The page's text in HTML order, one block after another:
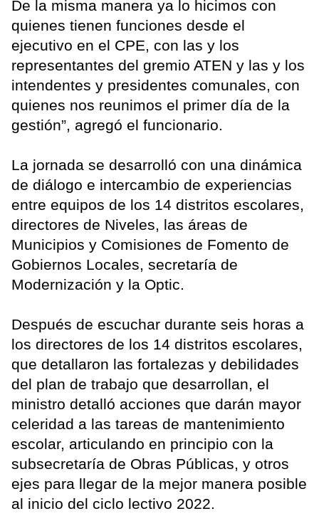
De la misma manera ya lo hicimos con
quienes tienen funciones desde el
ejecutivo en el CPE, con las y los
representantes del gremio ATEN y las y los
intendentes y presidentes comunales, con
quienes nos reunimos el primer día de la
gestión”, agregó el funcionario.
La jornada se desarrolló con una dinámica
de diálogo e intercambio de experiencias
entre equipos de los 14 distritos escolares,
directores de Niveles, las áreas de
Municipios y Comisiones de Fomento de
Gobiernos Locales, secretaría de
Modernización y la Optic.
Después de escuchar durante seis horas a
los directores de los 14 distritos escolares,
que detallaron las fortalezas y debilidades
del plan de trabajo que desarrollan, el
ministro detalló acciones que darán mayor
celeridad a las tareas de mantenimiento
escolar, articulando en principio con la
subsecretaría de Obras Públicas, y otros
ejes para llegar de la mejor manera posible
al inicio del ciclo lectivo 2022.